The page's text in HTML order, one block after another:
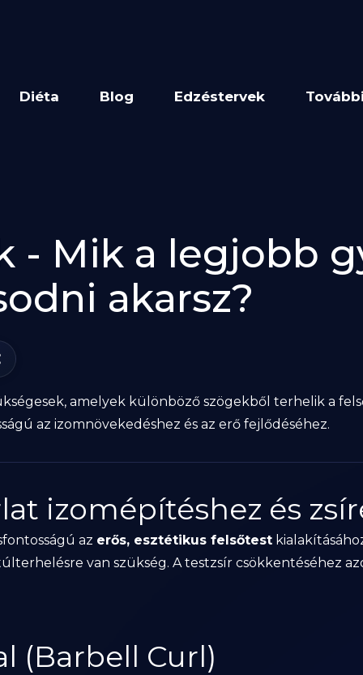
Diéta Blog Edzéstervek
- Mik a legjobb
akarsz?
amelyek különböző szögekből terhelik a
az izomnövekedéshez és az erő fejlődéséhez.
izomépítéshez és
az erős, esztétikus felsőtest
van szükség. A testzsír csökkentéséhez
(Barbell Curl)